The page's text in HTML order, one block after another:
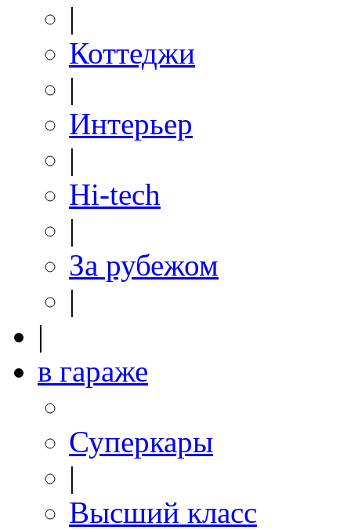
|
Коттеджи
|
Интерьер
|
Hi-tech
|
За рубежом
|
|
в гараже
Суперкары
|
Высший класс